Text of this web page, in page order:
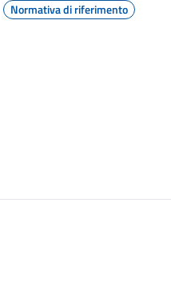
Normativa di riferimento